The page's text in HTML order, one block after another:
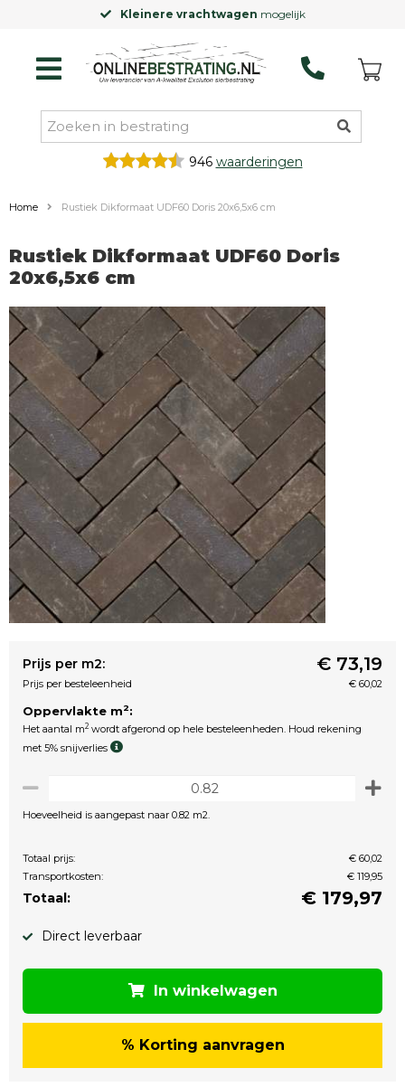
Kleinere vrachtwagen mogelijk
946 waarderingen
Home Rustiek Dikformaat UDF60 Doris 20x6,5x6 cm
Rustiek Dikformaat UDF60 Doris
20x6,5x6 cm
Prijs per m2: € 73,19
Prijs per besteleenheid € 60,02
Oppervlakte m2:
Het aantal m2 wordt afgerond op hele besteleenheden. Houd rekening
met 5% snijverlies
Hoeveelheid is aangepast naar 0.82 m2.
Totaal prijs:
€ 60,02
Transportkosten:
€ 119,95
Totaal: € 179,97
Direct leverbaar
In winkelwagen
% Korting aanvragen